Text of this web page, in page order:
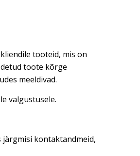
tooteid, mis on
toote kõrge
meeldivad.
valgustusele.
kontaktandmeid,